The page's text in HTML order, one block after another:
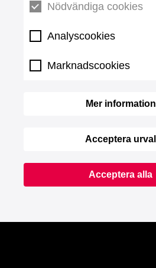
Nödvändiga cookies
Analyscookies
Marknadscookies
Mer information
Acceptera urval
Acceptera alla